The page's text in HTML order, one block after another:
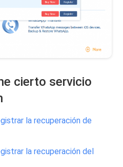
cierto servicio
la recuperación de
la recuperación del